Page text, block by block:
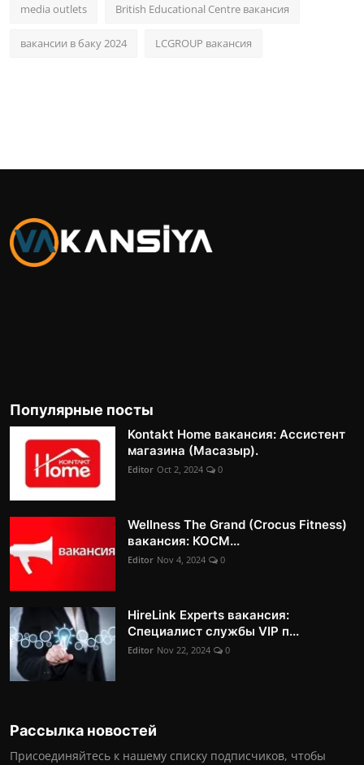
media outlets British Educational Centre вакансия
вакансии в баку 2024 LCGROUP вакансия
Популярные посты
Kontakt Home вакансия: Ассистент
магазина (Масазыр).
Editor Oct 2, 2024 0
Wellness The Grand (Crocus Fitness)
вакансия: КОСМ...
Editor Nov 4, 2024 0
HireLink Experts вакансия:
Специалист службы VIP п...
Editor Nov 22, 2024 0
Рассылка новостей
Присоединяйтесь к нашему списку подписчиков, чтобы